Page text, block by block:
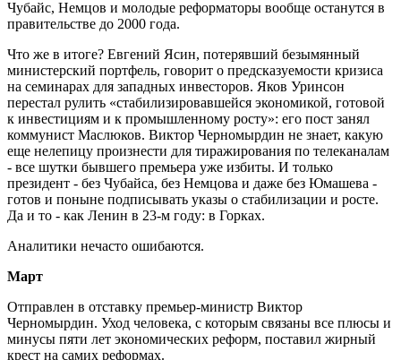
Чубайс, Немцов и молодые реформаторы вообще останутся в
правительстве до 2000 года.
Что же в итоге? Евгений Ясин, потерявший безымянный
министерский портфель, говорит о предсказуемости кризиса
на семинарах для западных инвесторов. Яков Уринсон
перестал рулить «стабилизировавшейся экономикой, готовой
к инвестициям и к промышленному росту»: его пост занял
коммунист Маслюков. Виктор Черномырдин не знает, какую
еще нелепицу произнести для тиражирования по телеканалам
- все шутки бывшего премьера уже избиты. И только
президент - без Чубайса, без Немцова и даже без Юмашева -
готов и поныне подписывать указы о стабилизации и росте.
Да и то - как Ленин в 23-м году: в Горках.
Аналитики нечасто ошибаются.
Март
Отправлен в отставку премьер-министр Виктор
Черномырдин. Уход человека, с которым связаны все плюсы и
минусы пяти лет экономических реформ, поставил жирный
крест на самих реформах.